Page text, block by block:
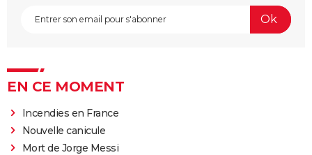
EN CE MOMENT
Incendies en France
Nouvelle canicule
Mort de Jorge Messi